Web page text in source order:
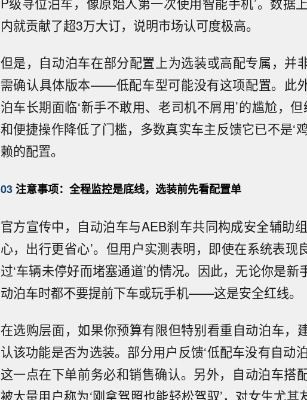
内就贡献了超3万大订，说明市场认可度极高。
但是，自动泊车在部分配置上为选装或高配专属，并
需确认具体版本——低配车型可能没有这项配置。此
泊车长期面临‘新手不敢用、老司机不屑用’的尴尬，
和便捷操作降低了门槛，多数真实车主反馈它已不是‘
赖的配置。
03注意事项：全程监控是底线，选装前先看配置单
官方宣传中，自动泊车与AEB刹车共同构成安全辅助
心，出行更省心’。但用户实测表明，即使在系统表现
过‘车辆未停好而堵塞通道’的情况。因此，无论你是新
动泊车时都不要提前下车或玩手机——这是安全红线。
在选购层面，如果你预算有限但特别看重自动泊车，
认该功能是否为选装。部分用户反馈‘低配车没有自动泊
这一点在下单前务必和销售确认。另外，自动泊车搭
被大量用户称为‘刚拿驾照也能轻松驾驭’，对女生尤